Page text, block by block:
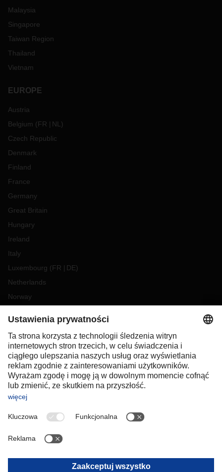
Malaysia
Singapore
Taiwan Region
Thailand
Vietnam
EUROPE
Austria
Belgium (FR NL )
Czech Republic
Denmark
Finland
France
Germany
Great Britain
Hungary
Ireland
Italy
Luxembourg (FR DE)
Netherlands
Norway
Romania
Slovakia
Spain
Sweden
Switzerland
OCEANIA